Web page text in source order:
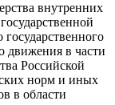
внутренних
движения в части
Российской
норм и иных
в области